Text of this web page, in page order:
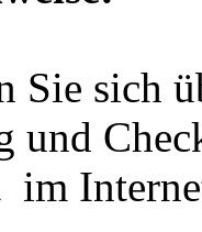
Sie sich
und
im